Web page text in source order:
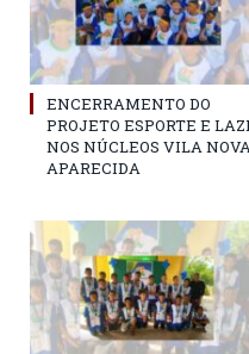
ENCERRAMENTO DO
PROJETO ESPORTE E
NOS NÚCLEOS VILA
APARECIDA